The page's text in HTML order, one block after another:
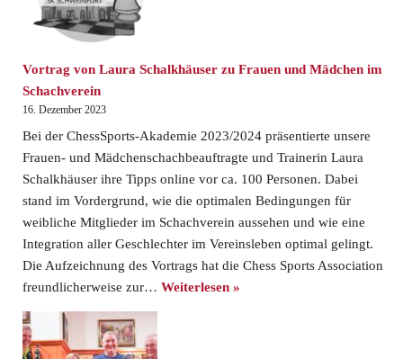
Vortrag von Laura Schalkhäuser zu Frauen und Mädchen im
Schachverein
16. Dezember 2023
Bei der ChessSports-Akademie 2023/2024 präsentierte unsere
Frauen- und Mädchenschachbeauftragte und Trainerin Laura
Schalkhäuser ihre Tipps online vor ca. 100 Personen. Dabei
stand im Vordergrund, wie die optimalen Bedingungen für
weibliche Mitglieder im Schachverein aussehen und wie eine
Integration aller Geschlechter im Vereinsleben optimal gelingt.
Die Aufzeichnung des Vortrags hat die Chess Sports Association
freundlicherweise zur… Weiterlesen »